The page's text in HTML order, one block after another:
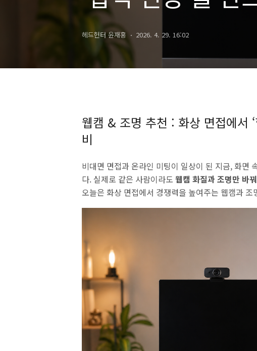
헤드헌터 윤재홍 2026. 4. 29. 16:02
웹캠 & 조명 추천 : 화상 면접에서
비
비대면 면접과 온라인 미팅이 일상이 된 지금, 화면
다. 실제로 같은 사람이라도 웹캠 화질과 조명만 바
오늘은 화상 면접에서 경쟁력을 높여주는 웹캠과